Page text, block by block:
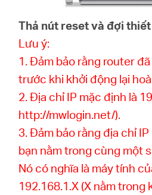
Thả nút reset và đợi
Lưu ý:
1. Đảm bảo rằng router
trước khi khởi động lại
2. Địa chỉ IP mặc định là
http://mwlogin.net/).
3. Đảm bảo rằng địa chỉ
bạn nằm trong cùng một
Nó có nghĩa là máy tính
192.168.1.X (X nằm trong